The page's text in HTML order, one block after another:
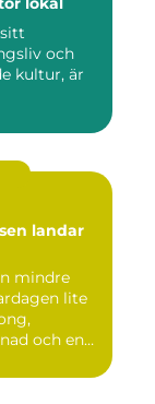
och
kultur, är
landar
mindre
lite
och en